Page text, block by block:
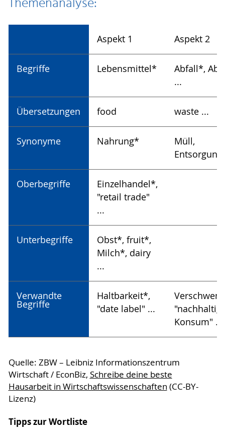
Aspekt 1 Aspekt 2
Begriffe Lebensmittel*
Abfall*,
...
Übersetzungen food waste ...
Synonyme Nahrung*
Müll,
Entsorgung
Oberbegriffe
Einzelhandel*,
"retail trade"
...
Unterbegriffe
Obst*, fruit*,
Milch*, dairy
...
Verwandte
Begriffe
Haltbarkeit*,
"date label" ...
Konsum" ...
Quelle: ZBW – Leibniz Informationszentrum
Wirtschaft / EconBiz, Schreibe deine beste
Hausarbeit in Wirtschaftswissenschaften (CC-BY-
Lizenz)
Tipps zur Wortliste